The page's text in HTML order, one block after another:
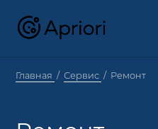
Главная Сервис Ремонт